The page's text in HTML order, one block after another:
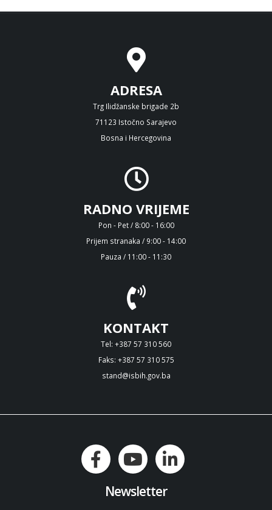
ADRESA
Trg Ilidžanske brigade 2b
71123 Istočno Sarajevo
Bosna i Hercegovina
RADNO VRIJEME
Pon - Pet / 8:00 - 16:00
Prijem stranaka / 9:00 - 14:00
Pauza / 11:00 - 11:30
KONTAKT
Tel: +387 57 310 560
Faks: +387 57 310 575
stand@isbih.gov.ba
Newsletter